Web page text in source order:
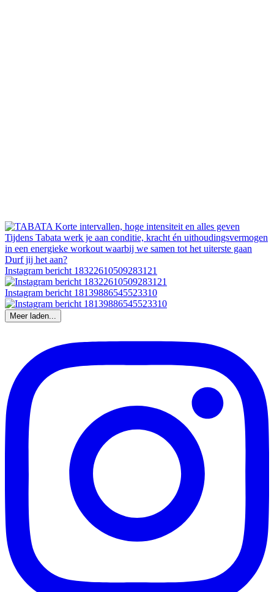
Instagram bericht 18322610509283121
Instagram bericht 18139886545523310
Meer laden...